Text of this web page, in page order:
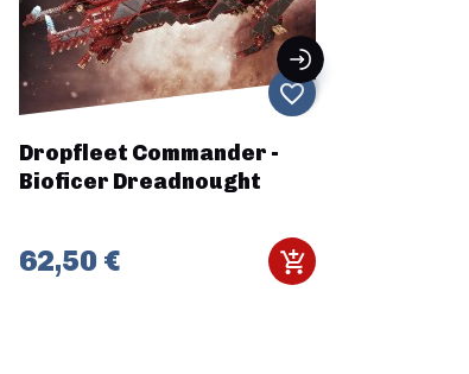
Dropfleet Commander -
Bioficer Dreadnought
62,50 €
favorite_border